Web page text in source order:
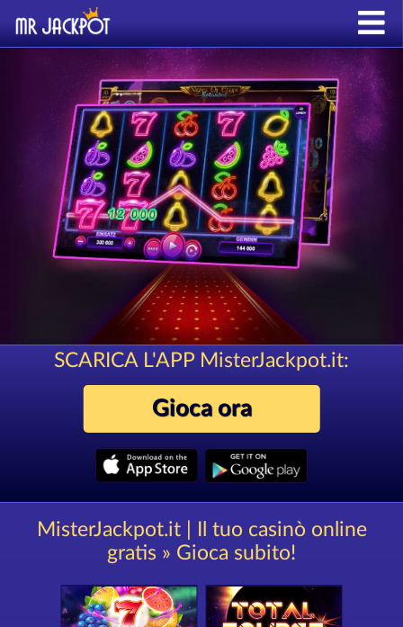
SCARICA L'APP MisterJackpot.it:
Gioca ora
MisterJackpot.it | Il tuo casinò online
gratis » Gioca subito!